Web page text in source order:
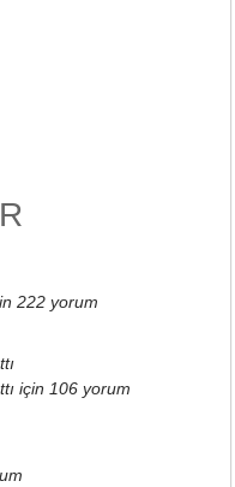
222 yorum
için 106 yorum